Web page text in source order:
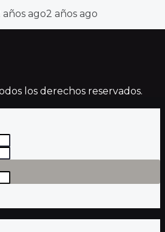
años ago2 años ago
los derechos reservados.